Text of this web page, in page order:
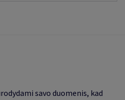
savo duomenis, kad